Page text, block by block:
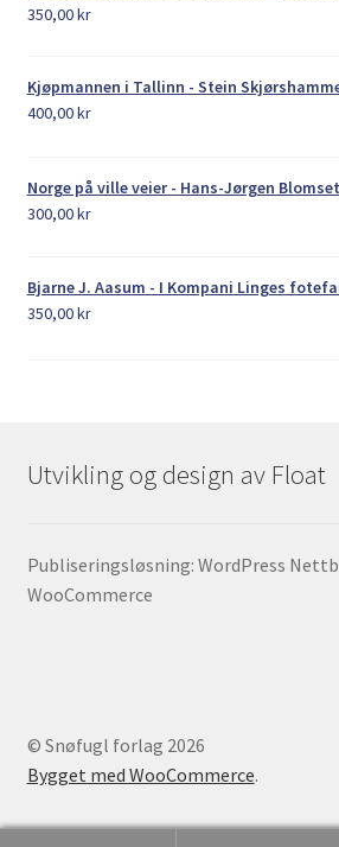
350,00kr
Kjøpmannen i Tallinn - Stein
400,00kr
Norge på ville veier - Hans-Jørgen
300,00kr
Bjarne J. Aasum - I Kompani Linges
350,00kr
Utvikling og design av Float
Publiseringsløsning: WordPress
WooCommerce
© Snøfugl forlag 2026
Bygget med WooCommerce.